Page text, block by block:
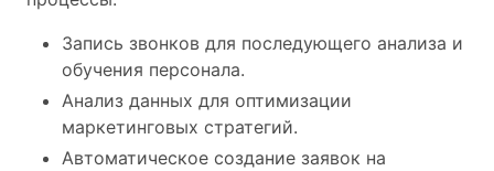
Запись звонков для последующего анализа и
обучения персонала.
Анализ данных для оптимизации
маркетинговых стратегий.
Автоматическое создание заявок на